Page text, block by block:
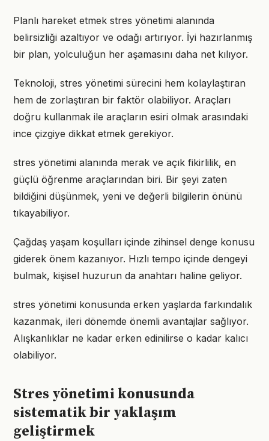
Planlı hareket etmek stres yönetimi alanında
belirsizliği azaltıyor ve odağı artırıyor. İyi hazırlanmış
bir plan, yolculuğun her aşamasını daha net kılıyor.
Teknoloji, stres yönetimi sürecini hem kolaylaştıran
hem de zorlaştıran bir faktör olabiliyor. Araçları
doğru kullanmak ile araçların esiri olmak arasındaki
ince çizgiye dikkat etmek gerekiyor.
stres yönetimi alanında merak ve açık fikirlilik, en
güçlü öğrenme araçlarından biri. Bir şeyi zaten
bildiğini düşünmek, yeni ve değerli bilgilerin önünü
tıkayabiliyor.
Çağdaş yaşam koşulları içinde zihinsel denge konusu
giderek önem kazanıyor. Hızlı tempo içinde dengeyi
bulmak, kişisel huzurun da anahtarı haline geliyor.
stres yönetimi konusunda erken yaşlarda farkındalık
kazanmak, ileri dönemde önemli avantajlar sağlıyor.
Alışkanlıklar ne kadar erken edinilirse o kadar kalıcı
olabiliyor.
Stres yönetimi konusunda
sistematik bir yaklaşım
geliştirmek